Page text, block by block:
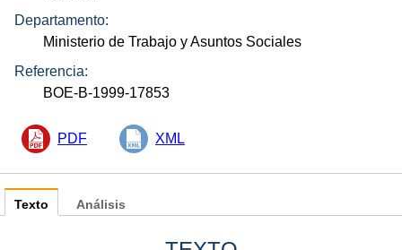
Departamento:
Ministerio de Trabajo y Asuntos Sociales
Referencia:
BOE-B-1999-17853
PDF XML
Texto Análisis